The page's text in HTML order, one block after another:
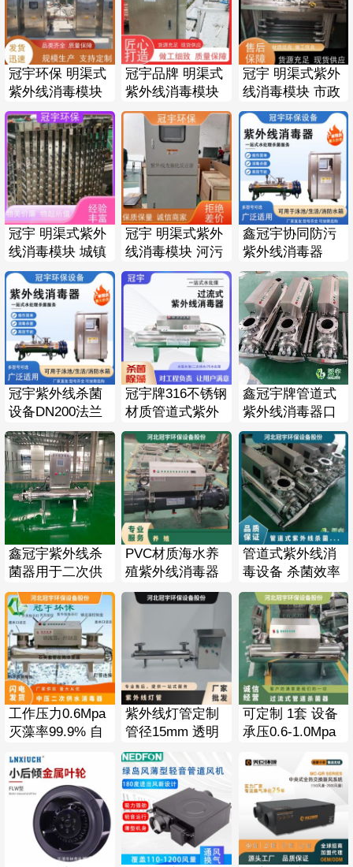
冠宇环保 明渠式
紫外线消毒模块
工业废水 石英套
管透紫率93%以
上
冠宇品牌 明渠式
紫外线消毒模块
污水厂提标改造
处理水量
3000m3/d
冠宇 明渠式紫外
线消毒模块 市政
污水处理 自控系
统PLC触摸屏
冠宇 明渠式紫外
线消毒模块 城镇
污水处理 水位控
制系统
冠宇 明渠式紫外
线消毒模块 河污
水处理 配套自动
溢流堰
鑫冠宇协同防污
紫外线消毒器
14S104标准带强
度检测自动清洗
微电解
冠宇紫外线杀菌
设备DN200法兰
承压16公斤可处
理200吨生活饮用
水
冠宇牌316不锈钢
材质管道式紫外
线消毒器口径可
定制
鑫冠宇牌管道式
紫外线消毒器口
径DN150法兰
PN16处理100吨
水
鑫冠宇紫外线杀
菌器用于二次供
水项目杀菌率
99%管道式安装
成本低
PVC材质海水养
殖紫外线消毒器
纸箱，木箱 型号
GYC-35 莱邵斯
管道式紫外线消
毒设备 杀菌效率
98 电压220 全自
动 型号300W
工作压力0.6Mpa
灭藻率99.9% 自
紫外线消毒器
紫外线灯管定制
管径15mm 透明
额定功率220 支
持
可定制 1套 设备
承压0.6-1.0Mpa
器紫外线消毒